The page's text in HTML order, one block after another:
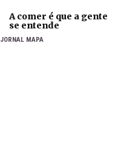
A comer é que a gente
se entende
JORNAL MAPA